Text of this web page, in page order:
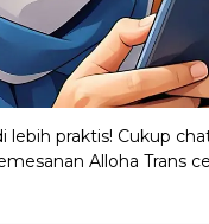
lebih praktis! Cukup
Alloha Trans